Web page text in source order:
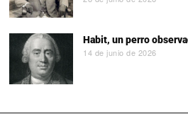
Habit, un perro
14 de junio de 2026